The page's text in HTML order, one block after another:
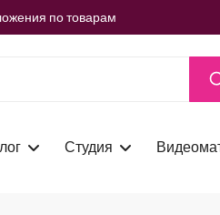
по товарам
Студия